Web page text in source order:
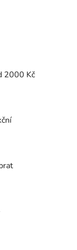
2000 Kč